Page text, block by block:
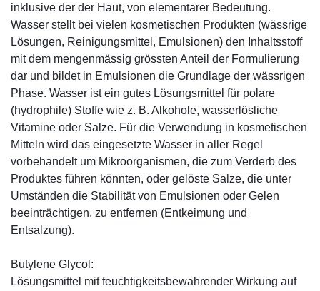
inklusive der der Haut, von elementarer Bedeutung.
Wasser stellt bei vielen kosmetischen Produkten (wässrige
Lösungen, Reinigungsmittel, Emulsionen) den Inhaltsstoff
mit dem mengenmässig grössten Anteil der Formulierung
dar und bildet in Emulsionen die Grundlage der wässrigen
Phase. Wasser ist ein gutes Lösungsmittel für polare
(hydrophile) Stoffe wie z. B. Alkohole, wasserlösliche
Vitamine oder Salze. Für die Verwendung in kosmetischen
Mitteln wird das eingesetzte Wasser in aller Regel
vorbehandelt um Mikroorganismen, die zum Verderb des
Produktes führen könnten, oder gelöste Salze, die unter
Umständen die Stabilität von Emulsionen oder Gelen
beeinträchtigen, zu entfernen (Entkeimung und
Entsalzung).
Butylene Glycol:
Lösungsmittel mit feuchtigkeitsbewahrender Wirkung auf